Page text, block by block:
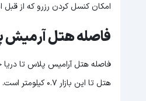
امکان کنسل کردن رزرو که از
فاصله هتل آرمیش
هتل تا این بازار ۰.۷ کیلومتر است.